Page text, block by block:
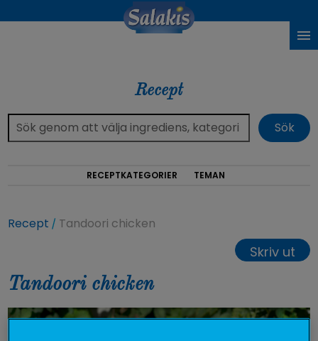
Recept
RECEPTKATEGORIER TEMAN
Recept Tandoori chicken
Skriv ut
Tandoori chicken